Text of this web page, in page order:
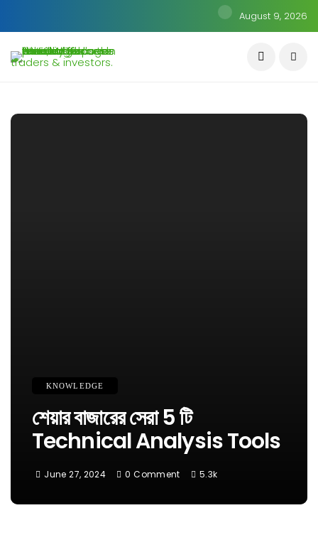
August 9, 2026
KNOWLEDGE
শেয়ার বাজারের সেরা 5 টি
Technical Analysis Tools
June 27, 2024 0 Comment 5.3k